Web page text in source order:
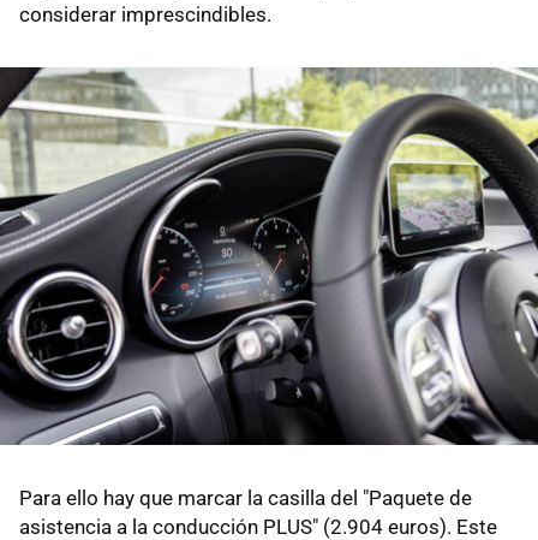
considerar imprescindibles.
Para ello hay que marcar la casilla del "Paquete de
asistencia a la conducción PLUS" (2.904 euros). Este